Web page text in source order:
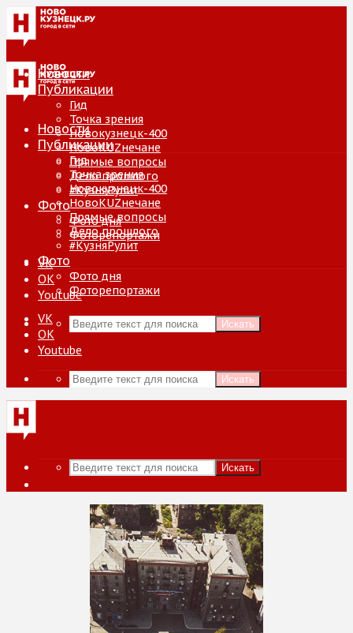
Новости
Публикации
Гид
Точка зрения
Новокузнецк-400
НовоKUZнечане
Прямые вопросы
Дело прошлого
#КузняРулит
Фото
Фото дня
Фоторепортажи
VK
ОК
Youtube
Искать
Новости
Публикации
Гид
Точка зрения
Новокузнецк-400
НовоKUZнечане
Прямые вопросы
Дело прошлого
#КузняРулит
Фото
Фото дня
Фоторепортажи
VK
ОК
Youtube
Искать
Искать